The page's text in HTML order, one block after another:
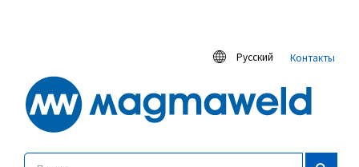
Русский Контакты